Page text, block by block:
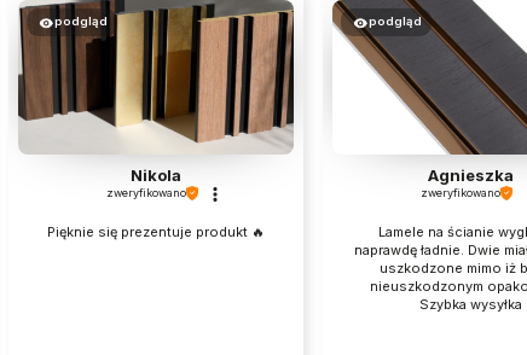
podgląd
Nikola
zweryfikowano
Pięknie się prezentuje produkt 🔥
podgląd
Agnieszka
zweryfikowano
Lamele na ścianie
naprawdę ładnie. Dwie
uszkodzone mimo iż
nieuszkodzonym
Szybka wysyłka